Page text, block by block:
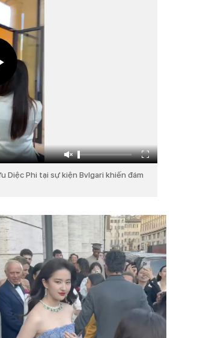
Diệc Phi tại sự kiện Bvlgari khiến đám